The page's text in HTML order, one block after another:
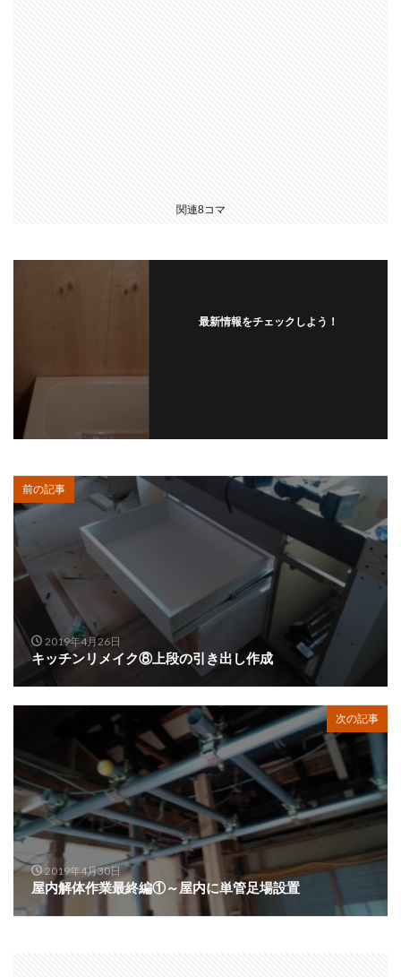
関連8コマ
最新情報をチェックしよう！
前の記事
2019年4月26日
キッチンリメイク⑧上段の引き出し作成
次の記事
2019年4月30日
屋内解体作業最終編①～屋内に単管足場設置